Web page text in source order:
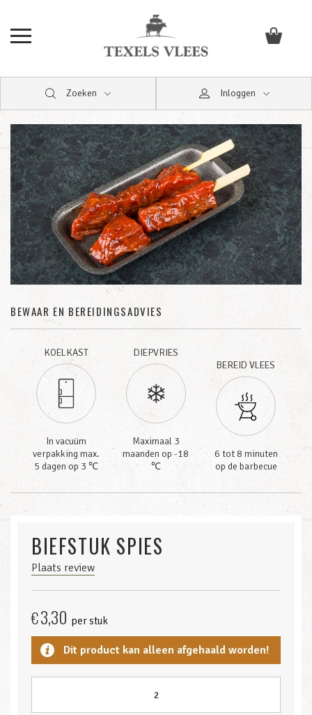
Zoeken Inloggen
BEWAAR EN BEREIDINGSADVIES
KOELKAST
In vacuüm
verpakking max.
5 dagen op 3 ℃
DIEPVRIES
Maximaal 3
maanden op -18
℃
BEREID VLEES
6 tot 8 minuten
op de barbecue
BIEFSTUK SPIES
Plaats review
€3,30 per stuk
Dit product kan alleen afgehaald worden!